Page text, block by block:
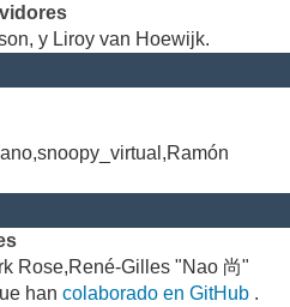
y Liroy van Hoewijk.
Rose,René-Gilles "Nao 尚"
han colaborado en GitHub .